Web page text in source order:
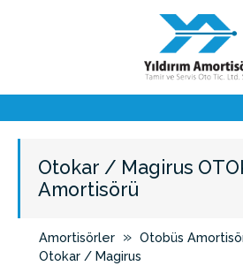
Otokar / Magirus
Amortisörü
Amortisörler » Otobüs
Otokar / Magirus